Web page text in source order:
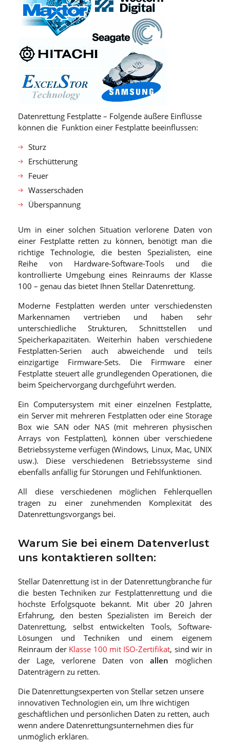
Datenrettung Festplatte – Folgende äußere Einflüsse
können die Funktion einer Festplatte beeinflussen:
Sturz
Erschütterung
Feuer
Wasserschäden
Überspannung
Um in einer solchen Situation verlorene Daten von
einer Festplatte retten zu können, benötigt man die
richtige Technologie, die besten Spezialisten, eine
Reihe von Hardware-Software-Tools und die
kontrollierte Umgebung eines Reinraums der Klasse
100 – genau das bietet Ihnen Stellar Datenrettung.
Moderne Festplatten werden unter verschiedensten
Markennamen vertrieben und haben sehr
unterschiedliche Strukturen, Schnittstellen und
Speicherkapazitäten. Weiterhin haben verschiedene
Festplatten-Serien auch abweichende und teils
einzigartige Firmware-Sets. Die Firmware einer
Festplatte steuert alle grundlegenden Operationen, die
beim Speichervorgang durchgeführt werden.
Ein Computersystem mit einer einzelnen Festplatte,
ein Server mit mehreren Festplatten oder eine Storage
Box wie SAN oder NAS (mit mehreren physischen
Arrays von Festplatten), können über verschiedene
Betriebssysteme verfügen (Windows, Linux, Mac, UNIX
usw.). Diese verschiedenen Betriebssysteme sind
ebenfalls anfällig für Störungen und Fehlfunktionen.
All diese verschiedenen möglichen Fehlerquellen
tragen zu einer zunehmenden Komplexität des
Datenrettungsvorgangs bei.
Warum Sie bei einem Datenverlust
uns kontaktieren sollten:
Stellar Datenrettung ist in der Datenrettungbranche für
die besten Techniken zur Festplattenrettung und die
höchste Erfolgsquote bekannt. Mit über 20 Jahren
Erfahrung, den besten Spezialisten im Bereich der
Datenrettung, selbst entwickelten Tools, Software-
Lösungen und Techniken und einem eigenem
Reinraum der Klasse 100 mit ISO-Zertifikat, sind wir in
der Lage, verlorene Daten von allen möglichen
Datenträgern zu retten.
Die Datenrettungsexperten von Stellar setzen unsere
innovativen Technologien ein, um Ihre wichtigen
geschäftlichen und persönlichen Daten zu retten, auch
wenn andere Datenrettungsunternehmen dies für
unmöglich erklären.